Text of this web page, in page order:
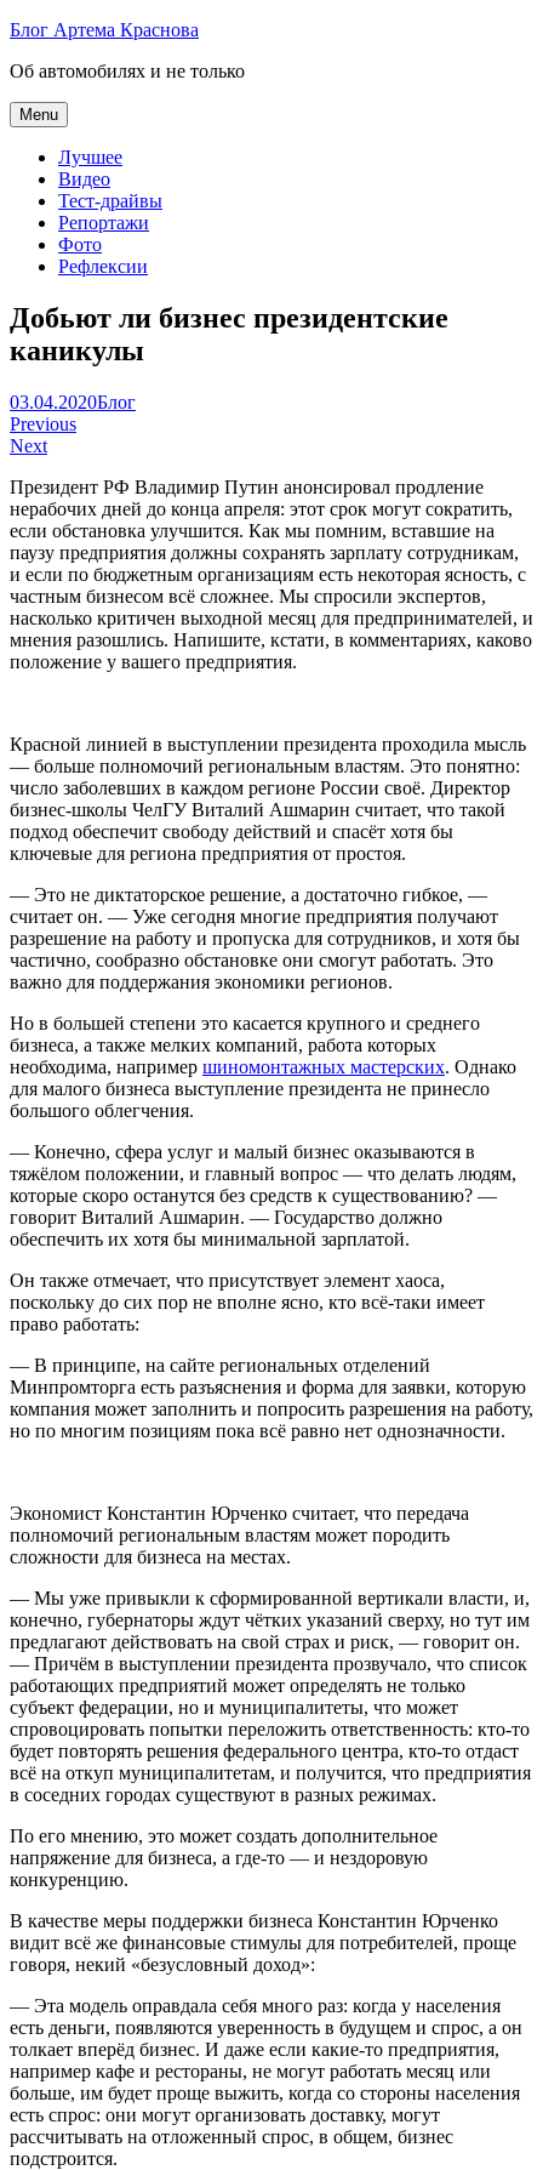
Skip
content
Блог Артема Краснова
Об автомобилях и не только
Menu
Лучшее
Видео
Тест-драйвы
Репортажи
Фото
Рефлексии
Добьют ли бизнес президентские
каникулы
Артем
Краснов
03.04.2020Блог
Навигация
по
записям
Previous
Next
Президент РФ Владимир Путин анонсировал продление
нерабочих дней до конца апреля: этот срок могут сократить,
если обстановка улучшится. Как мы помним, вставшие на
паузу предприятия должны сохранять зарплату сотрудникам,
и если по бюджетным организациям есть некоторая ясность, с
частным бизнесом всё сложнее. Мы спросили экспертов,
насколько критичен выходной месяц для предпринимателей, и
мнения разошлись. Напишите, кстати, в комментариях, каково
положение у вашего предприятия.
Красной линией в выступлении президента проходила мысль
— больше полномочий региональным властям. Это понятно:
число заболевших в каждом регионе России своё. Директор
бизнес-школы ЧелГУ Виталий Ашмарин считает, что такой
подход обеспечит свободу действий и спасёт хотя бы
ключевые для региона предприятия от простоя.
— Это не диктаторское решение, а достаточно гибкое, —
считает он. — Уже сегодня многие предприятия получают
разрешение на работу и пропуска для сотрудников, и хотя бы
частично, сообразно обстановке они смогут работать. Это
важно для поддержания экономики регионов.
Но в большей степени это касается крупного и среднего
бизнеса, а также мелких компаний, работа которых
необходима, например шиномонтажных мастерских. Однако
для малого бизнеса выступление президента не принесло
большого облегчения.
— Конечно, сфера услуг и малый бизнес оказываются в
тяжёлом положении, и главный вопрос — что делать людям,
которые скоро останутся без средств к существованию? —
говорит Виталий Ашмарин. — Государство должно
обеспечить их хотя бы минимальной зарплатой.
Он также отмечает, что присутствует элемент хаоса,
поскольку до сих пор не вполне ясно, кто всё-таки имеет
право работать:
— В принципе, на сайте региональных отделений
Минпромторга есть разъяснения и форма для заявки, которую
компания может заполнить и попросить разрешения на работу,
но по многим позициям пока всё равно нет однозначности.
Экономист Константин Юрченко считает, что передача
полномочий региональным властям может породить
сложности для бизнеса на местах.
— Мы уже привыкли к сформированной вертикали власти, и,
конечно, губернаторы ждут чётких указаний сверху, но тут им
предлагают действовать на свой страх и риск, — говорит он.
— Причём в выступлении президента прозвучало, что список
работающих предприятий может определять не только
субъект федерации, но и муниципалитеты, что может
спровоцировать попытки переложить ответственность: кто-то
будет повторять решения федерального центра, кто-то отдаст
всё на откуп муниципалитетам, и получится, что предприятия
в соседних городах существуют в разных режимах.
По его мнению, это может создать дополнительное
напряжение для бизнеса, а где-то — и нездоровую
конкуренцию.
В качестве меры поддержки бизнеса Константин Юрченко
видит всё же финансовые стимулы для потребителей, проще
говоря, некий «безусловный доход»:
— Эта модель оправдала себя много раз: когда у населения
есть деньги, появляются уверенность в будущем и спрос, а он
толкает вперёд бизнес. И даже если какие-то предприятия,
например кафе и рестораны, не могут работать месяц или
больше, им будет проще выжить, когда со стороны населения
есть спрос: они могут организовать доставку, могут
рассчитывать на отложенный спрос, в общем, бизнес
подстроится.